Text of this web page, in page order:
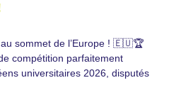
au sommet de l’Europe ! 🇪🇺🏆
compétition parfaitement
universitaires 2026, disputés